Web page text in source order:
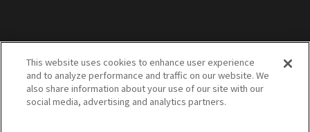
東洋紡株式会社 三菱商事株式会社
This website uses cookies to enhance user experience
and to analyze performance and traffic on our website. We
also share information about your use of our site with our
social media, advertising and analytics partners.